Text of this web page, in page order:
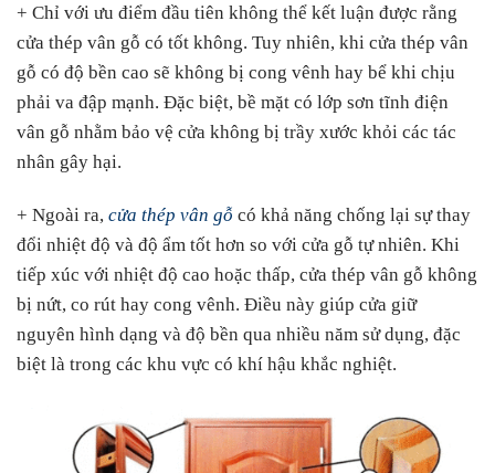
+ Chỉ với ưu điểm đầu tiên không thể kết luận được rằng
cửa thép vân gỗ có tốt không. Tuy nhiên, khi cửa thép vân
gỗ có độ bền cao sẽ không bị cong vênh hay bể khi chịu
phải va đập mạnh. Đặc biệt, bề mặt có lớp sơn tĩnh điện
vân gỗ nhằm bảo vệ cửa không bị trầy xước khỏi các tác
nhân gây hại.
+ Ngoài ra, cửa thép vân gỗ có khả năng chống lại sự thay
đổi nhiệt độ và độ ẩm tốt hơn so với cửa gỗ tự nhiên. Khi
tiếp xúc với nhiệt độ cao hoặc thấp, cửa thép vân gỗ không
bị nứt, co rút hay cong vênh. Điều này giúp cửa giữ
nguyên hình dạng và độ bền qua nhiều năm sử dụng, đặc
biệt là trong các khu vực có khí hậu khắc nghiệt.